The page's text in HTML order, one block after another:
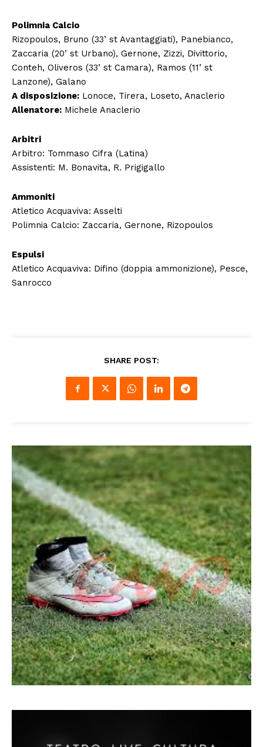
Polimnia Calcio
Rizopoulos, Bruno (33’ st Avantaggiati), Panebianco,
Zaccaria (20’ st Urbano), Gernone, Zizzi, Divittorio,
Conteh, Oliveros (33’ st Camara), Ramos (11’ st
Lanzone), Galano
A disposizione: Lonoce, Tirera, Loseto, Anaclerio
Allenatore: Michele Anaclerio
Arbitri
Arbitro: Tommaso Cifra (Latina)
Assistenti: M. Bonavita, R. Prigigallo
Ammoniti
Atletico Acquaviva: Asselti
Polimnia Calcio: Zaccaria, Gernone, Rizopoulos
Espulsi
Atletico Acquaviva: Difino (doppia ammonizione), Pesce,
Sanrocco
SHARE POST: